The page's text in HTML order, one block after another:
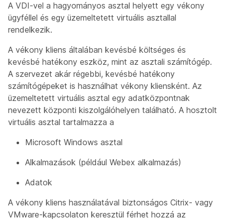
A VDI-vel a hagyományos asztal helyett egy vékony
ügyféllel és egy üzemeltetett virtuális asztallal
rendelkezik.
A vékony kliens általában kevésbé költséges és
kevésbé hatékony eszköz, mint az asztali számítógép.
A szervezet akár régebbi, kevésbé hatékony
számítógépeket is használhat vékony kliensként. Az
üzemeltetett virtuális asztal egy adatközpontnak
nevezett központi kiszolgálóhelyen található. A hosztolt
virtuális asztal tartalmazza a
Microsoft Windows asztal
Alkalmazások (például Webex alkalmazás)
Adatok
A vékony kliens használatával biztonságos Citrix- vagy
VMware-kapcsolaton keresztül férhet hozzá az